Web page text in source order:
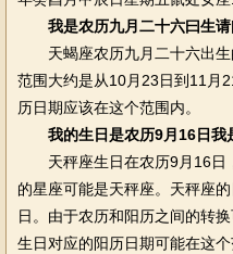
我是农历九月二十六曰生
天蝎座农历九月二十六出生
范围大约是从10月23日到11月
历日期应该在这个范围内。
我的生日是农历9月16日我
天秤座生日在农历9月16日
的星座可能是天秤座。天秤座
日。由于农历和阳历之间的转
生日对应的阳历日期可能在这